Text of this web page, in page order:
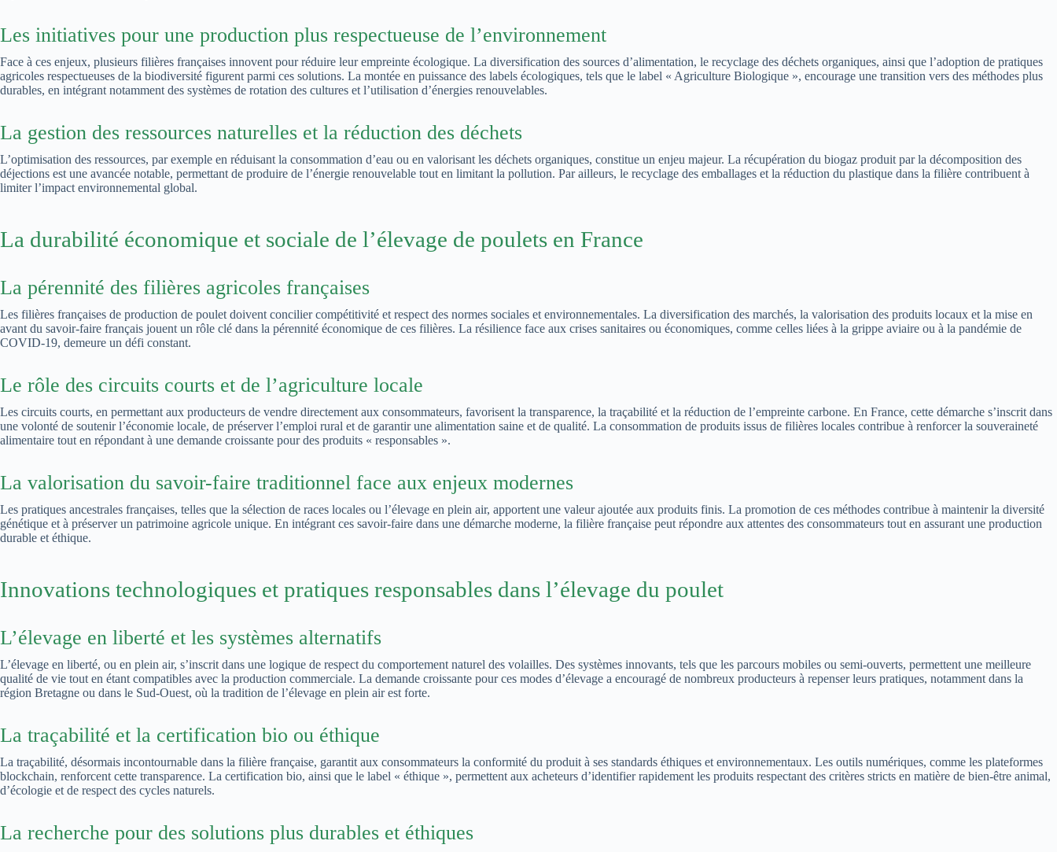
Les initiatives pour une production plus respectueuse de l’environnement
Face à ces enjeux, plusieurs filières françaises innovent pour réduire leur empreinte écologique. La diversification des sources d’alimentation, le recyclage des déchets organiques, ainsi que l’adoption de pratiques
agricoles respectueuses de la biodiversité figurent parmi ces solutions. La montée en puissance des labels écologiques, tels que le label « Agriculture Biologique », encourage une transition vers des méthodes plus
durables, en intégrant notamment des systèmes de rotation des cultures et l’utilisation d’énergies renouvelables.
La gestion des ressources naturelles et la réduction des déchets
L’optimisation des ressources, par exemple en réduisant la consommation d’eau ou en valorisant les déchets organiques, constitue un enjeu majeur. La récupération du biogaz produit par la décomposition des
déjections est une avancée notable, permettant de produire de l’énergie renouvelable tout en limitant la pollution. Par ailleurs, le recyclage des emballages et la réduction du plastique dans la filière contribuent à
limiter l’impact environnemental global.
La durabilité économique et sociale de l’élevage de poulets en France
La pérennité des filières agricoles françaises
Les filières françaises de production de poulet doivent concilier compétitivité et respect des normes sociales et environnementales. La diversification des marchés, la valorisation des produits locaux et la mise en
avant du savoir-faire français jouent un rôle clé dans la pérennité économique de ces filières. La résilience face aux crises sanitaires ou économiques, comme celles liées à la grippe aviaire ou à la pandémie de
COVID-19, demeure un défi constant.
Le rôle des circuits courts et de l’agriculture locale
Les circuits courts, en permettant aux producteurs de vendre directement aux consommateurs, favorisent la transparence, la traçabilité et la réduction de l’empreinte carbone. En France, cette démarche s’inscrit dans
une volonté de soutenir l’économie locale, de préserver l’emploi rural et de garantir une alimentation saine et de qualité. La consommation de produits issus de filières locales contribue à renforcer la souveraineté
alimentaire tout en répondant à une demande croissante pour des produits « responsables ».
La valorisation du savoir-faire traditionnel face aux enjeux modernes
Les pratiques ancestrales françaises, telles que la sélection de races locales ou l’élevage en plein air, apportent une valeur ajoutée aux produits finis. La promotion de ces méthodes contribue à maintenir la diversité
génétique et à préserver un patrimoine agricole unique. En intégrant ces savoir-faire dans une démarche moderne, la filière française peut répondre aux attentes des consommateurs tout en assurant une production
durable et éthique.
Innovations technologiques et pratiques responsables dans l’élevage du poulet
L’élevage en liberté et les systèmes alternatifs
L’élevage en liberté, ou en plein air, s’inscrit dans une logique de respect du comportement naturel des volailles. Des systèmes innovants, tels que les parcours mobiles ou semi-ouverts, permettent une meilleure
qualité de vie tout en étant compatibles avec la production commerciale. La demande croissante pour ces modes d’élevage a encouragé de nombreux producteurs à repenser leurs pratiques, notamment dans la
région Bretagne ou dans le Sud-Ouest, où la tradition de l’élevage en plein air est forte.
La traçabilité et la certification bio ou éthique
La traçabilité, désormais incontournable dans la filière française, garantit aux consommateurs la conformité du produit à ses standards éthiques et environnementaux. Les outils numériques, comme les plateformes
blockchain, renforcent cette transparence. La certification bio, ainsi que le label « éthique », permettent aux acheteurs d’identifier rapidement les produits respectant des critères stricts en matière de bien-être animal,
d’écologie et de respect des cycles naturels.
La recherche pour des solutions plus durables et éthiques